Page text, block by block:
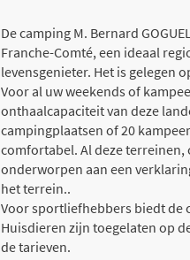
De camping M. Bernard
Franche-Comté, een ideaal
levensgenieter. Het is gelegen
Voor al uw weekends of
onthaalcapaciteit van deze
campingplaatsen of 20
comfortabel. Al deze
onderworpen aan een
het terrein..
Voor sportliefhebbers biedt de
Huisdieren zijn toegelaten op
de tarieven.